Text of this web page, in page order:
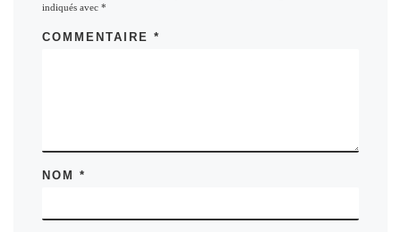
indiqués avec*
COMMENTAIRE*
NOM*